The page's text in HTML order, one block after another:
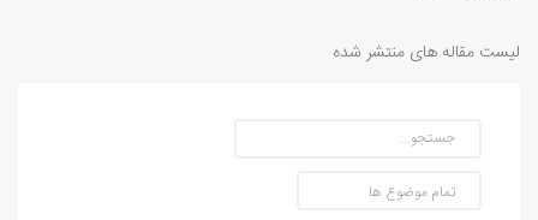
لیست مقاله های منتشر شده